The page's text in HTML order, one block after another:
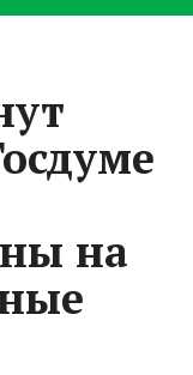
на